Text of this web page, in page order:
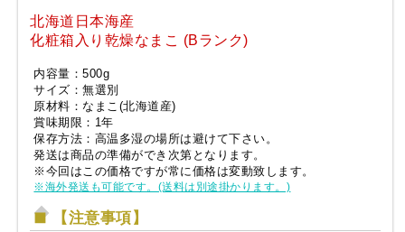
北海道日本海産
化粧箱入り乾燥なまこ (Bランク)
内容量：500g
サイズ：無選別
原材料：なまこ(北海道産)
賞味期限：1年
保存方法：高温多湿の場所は避けて下さい。
発送は商品の準備ができ次第となります。
※今回はこの価格ですが常に価格は変動致します。
※海外発送も可能です。(送料は別途掛かります。)
【注意事項】